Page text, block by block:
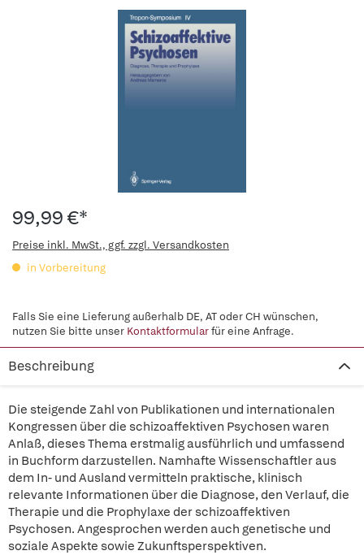
99,99 €*
Preise inkl. MwSt., ggf. zzgl. Versandkosten
in Vorbereitung
Falls Sie eine Lieferung außerhalb DE, AT oder CH wünschen,
nutzen Sie bitte unser Kontaktformularfür eine Anfrage.
Beschreibung
Die steigende Zahl von Publikationen und internationalen
Kongressen über die schizoaffektiven Psychosen waren
Anlaß, dieses Thema erstmalig ausführlich und umfassend
in Buchform darzustellen. Namhafte Wissenschaftler aus
dem In- und Ausland vermitteln praktische, klinisch
relevante Informationen über die Diagnose, den Verlauf, die
Therapie und die Prophylaxe der schizoaffektiven
Psychosen. Angesprochen werden auch genetische und
soziale Aspekte sowie Zukunftsperspektiven.